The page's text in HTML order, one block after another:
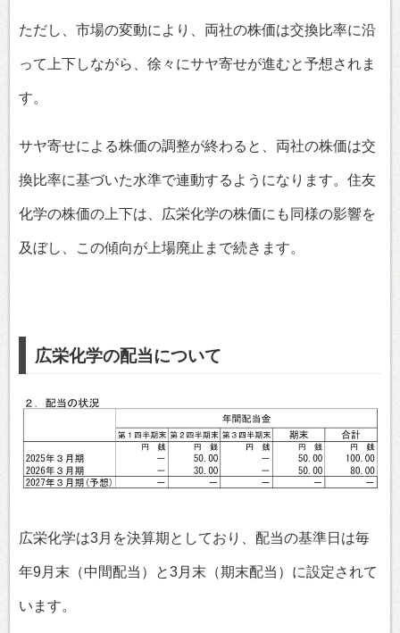
ただし、市場の変動により、両社の株価は交換比率に沿
って上下しながら、徐々にサヤ寄せが進むと予想されま
す。
サヤ寄せによる株価の調整が終わると、両社の株価は交
換比率に基づいた水準で連動するようになります。住友
化学の株価の上下は、広栄化学の株価にも同様の影響を
及ぼし、この傾向が上場廃止まで続きます。
広栄化学の配当について
広栄化学は3月を決算期としており、配当の基準日は毎
年9月末（中間配当）と3月末（期末配当）に設定されて
います。